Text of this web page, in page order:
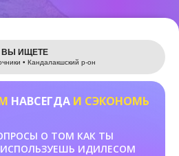
Leaflet
ВЫ ИЩЕТЕ
• Кандалакшский р-он
НАВСЕГДА И СЭКОНОМЬ
О ТОМ КАК ТЫ
ИДИЛЕСОМ